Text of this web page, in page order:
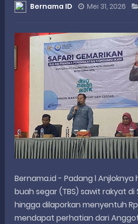
Dialog Inspiratif di Agam, Legislator Nevi
Danpusterad Resmi Tutup Program Bakti TNI AD Untuk Rakyat di
IHSG Bangkit dan Rupiah Menguat, Rahmat Saleh
Rahmat Saleh Nilai Penataan BUMN Perlu, Asalkan
Bernama ID Mei 31, 2026
Bernama.id - Padang l
buah segar (TBS) sawit rakyat
hingga dilaporkan menyentuh
mendapat perhatian dari